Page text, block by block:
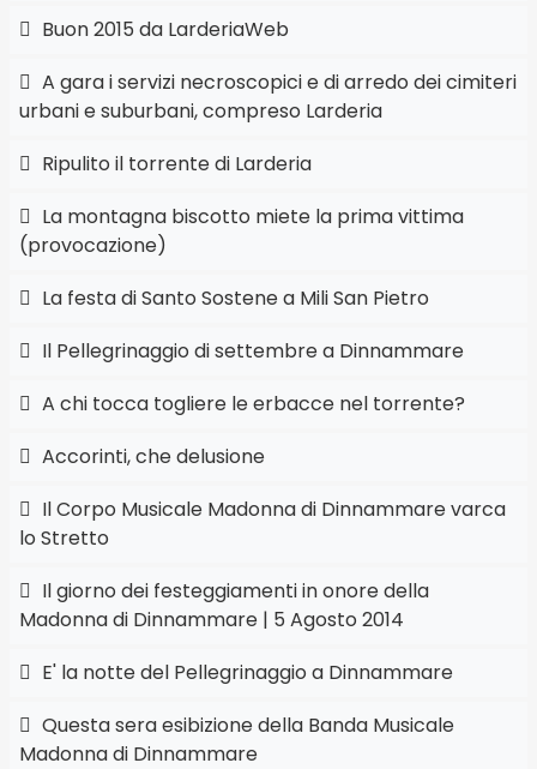
Buon 2015 da LarderiaWeb
A gara i servizi necroscopici e di arredo dei cimiteri
urbani e suburbani, compreso Larderia
Ripulito il torrente di Larderia
La montagna biscotto miete la prima vittima
(provocazione)
La festa di Santo Sostene a Mili San Pietro
Il Pellegrinaggio di settembre a Dinnammare
A chi tocca togliere le erbacce nel torrente?
Accorinti, che delusione
Il Corpo Musicale Madonna di Dinnammare varca
lo Stretto
Il giorno dei festeggiamenti in onore della
Madonna di Dinnammare | 5 Agosto 2014
E' la notte del Pellegrinaggio a Dinnammare
Questa sera esibizione della Banda Musicale
Madonna di Dinnammare